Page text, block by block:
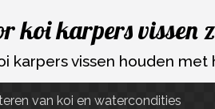
koi karpers vissen
karpers vissen houden
van koi en watercondities